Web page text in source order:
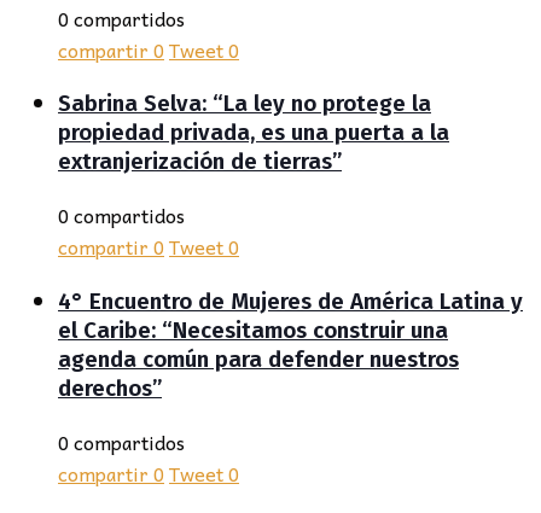
0 compartidos
compartir0Tweet0
Sabrina Selva: “La ley no protege la
propiedad privada, es una puerta a la
extranjerización de tierras”
0 compartidos
compartir0Tweet0
4° Encuentro de Mujeres de América Latina y
el Caribe: “Necesitamos construir una
agenda común para defender nuestros
derechos”
0 compartidos
compartir0Tweet0